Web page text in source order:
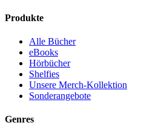
Produkte
Alle Bücher
eBooks
Hörbücher
Shelfies
Unsere Merch-Kollektion
Sonderangebote
Genres